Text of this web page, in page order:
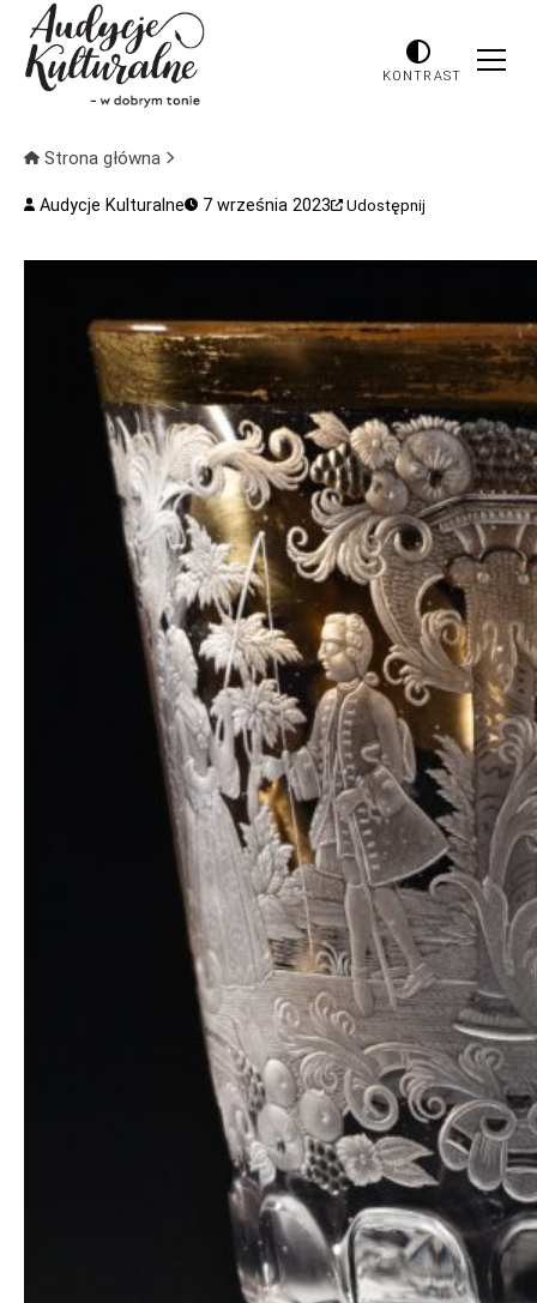
KONTRAST
Strona główna
Audycje Kulturalne 7 września 2023 Udostępnij